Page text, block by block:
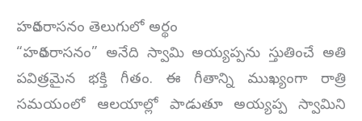
హరివరాసనం తెలుగులో అర్థం
“హరివరాసనం” అనేది స్వామి అయ్యప్పను స్తుతించే అతి
పవిత్రమైన భక్తి గీతం. ఈ గీతాన్ని ముఖ్యంగా రాత్రి
సమయంలో ఆలయాల్లో పాడుతూ అయ్యప్ప స్వామిని